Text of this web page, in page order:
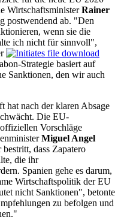
WirtschaftsministerRainer
postwendend ab. "Den
wenn sie die
ich nicht für sinnvoll",
Strategie basiert auf
Sanktionen, den wir auch
hat nach der klaren Absage
Die EU-
Vorschläge
Miguel Angel
dass Zapatero
die ihr
Spanien gehe es darum,
Wirtschaftspolitik der EU
nicht Sanktionen", betonte
zu befolgen und